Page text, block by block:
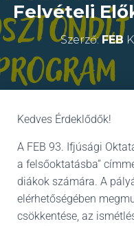
Felvételi
Szerző:FEB
Kedves Érdeklődők!
A FEB 93. Ifjúsági
a felsőoktatásba”
diákok számára. A
elérhetőségében
csökkentése, az